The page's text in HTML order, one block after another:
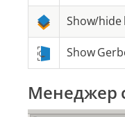
Show/hide
Show
Менеджер